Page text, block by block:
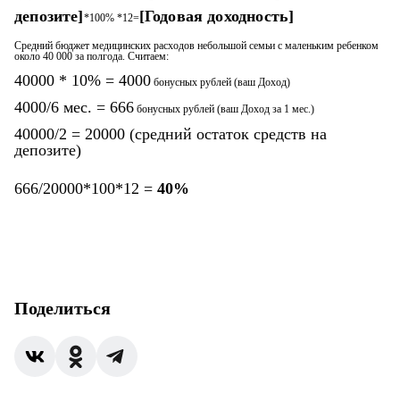
депозите]*100% *12=[Годовая доходность]
Средний бюджет медицинских расходов небольшой семьи с маленьким ребенком
около 40 000 за полгода. Считаем:
40000 * 10% = 4000 бонусных рублей (ваш Доход)
4000/6 мес. = 666 бонусных рублей (ваш Доход за 1 мес.)
40000/2 = 20000 (средний остаток средств на
депозите)
666/20000*100*12 = 40%
Поделиться